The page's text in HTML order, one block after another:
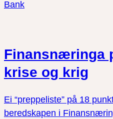
Bank
Finansnæringa
krise og krig
Ei “preppeliste” på 18
beredskapen i